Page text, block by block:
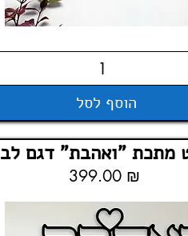
הוסף לסל
מתכת "ואהבת" דגם לב
399.00 ₪